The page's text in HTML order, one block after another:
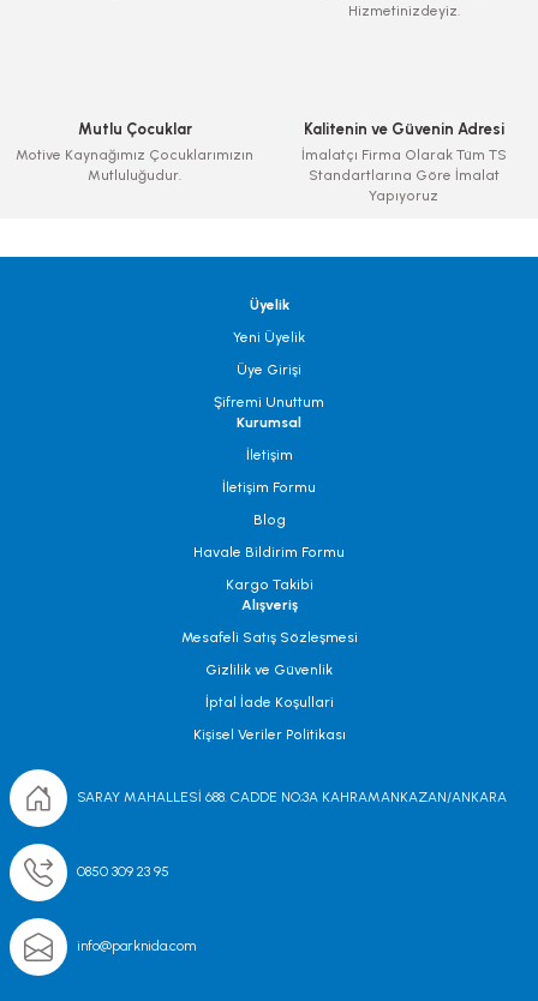
Hizmetinizdeyiz.
Mutlu Çocuklar
Motive Kaynağımız Çocuklarımızın
Mutluluğudur.
Kalitenin ve Güvenin Adresi
İmalatçı Firma Olarak Tüm TS
Standartlarına Göre İmalat
Yapıyoruz
Üyelik
Yeni Üyelik
Üye Girişi
Şifremi Unuttum
Kurumsal
İletişim
İletişim Formu
Blog
Havale Bildirim Formu
Kargo Takibi
Alışveriş
Mesafeli Satış Sözleşmesi
Gizlilik ve Güvenlik
İptal İade Koşullari
Kişisel Veriler Politikası
SARAY MAHALLESİ 688. CADDE NO;3A KAHRAMANKAZAN/ANKARA
0850 309 23 95
info@parknida.com